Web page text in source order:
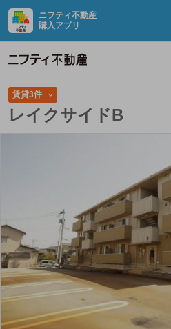
ニフティ不動産
購入アプリ
賃貸3件
レイクサイドB